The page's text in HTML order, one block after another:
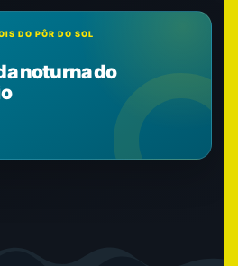
DO PÔR DO SOL
noturna do